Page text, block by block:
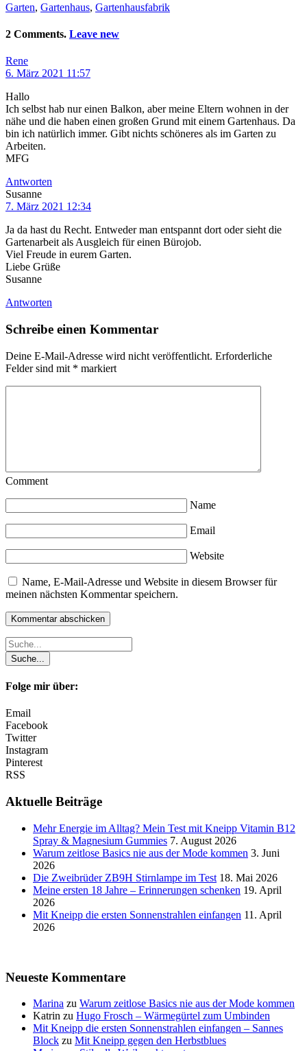
Garten, Gartenhaus, Gartenhausfabrik
2 Comments. Leave new
Rene
6. März 2021 11:57
Hallo
Ich selbst hab nur einen Balkon, aber meine Eltern wohnen in der
nähe und die haben einen großen Grund mit einem Gartenhaus. Da
bin ich natürlich immer. Gibt nichts schöneres als im Garten zu
Arbeiten.
MFG
Antworten
Susanne
7. März 2021 12:34
Ja da hast du Recht. Entweder man entspannt dort oder sieht die
Gartenarbeit als Ausgleich für einen Bürojob.
Viel Freude in eurem Garten.
Liebe Grüße
Susanne
Antworten
Schreibe einen Kommentar
Deine E-Mail-Adresse wird nicht veröffentlicht. Erforderliche
Felder sind mit * markiert
Comment
Name
Email
Website
Name, E-Mail-Adresse und Website in diesem Browser für
meinen nächsten Kommentar speichern.
Folge mir über:
Email
Facebook
Twitter
Instagram
Pinterest
RSS
Aktuelle Beiträge
Mehr Energie im Alltag? Mein Test mit Kneipp Vitamin B12
Spray & Magnesium Gummies 7. August 2026
Warum zeitlose Basics nie aus der Mode kommen 3. Juni
2026
Die Zweibrüder ZB9H Stirnlampe im Test 18. Mai 2026
Meine ersten 18 Jahre – Erinnerungen schenken 19. April
2026
Mit Kneipp die ersten Sonnenstrahlen einfangen 11. April
2026
Neueste Kommentare
Marina zu Warum zeitlose Basics nie aus der Mode kommen
Katrin zu Hugo Frosch – Wärmegürtel zum Umbinden
Mit Kneipp die ersten Sonnenstrahlen einfangen – Sannes
Block zu Mit Kneipp gegen den Herbstblues